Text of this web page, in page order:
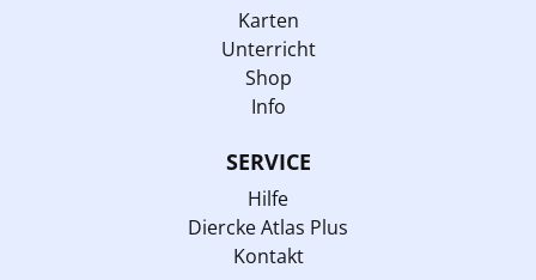
Karten
Unterricht
Shop
Info
SERVICE
Hilfe
Diercke Atlas Plus
Kontakt